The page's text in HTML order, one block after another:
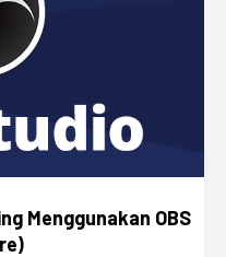
Menggunakan OBS